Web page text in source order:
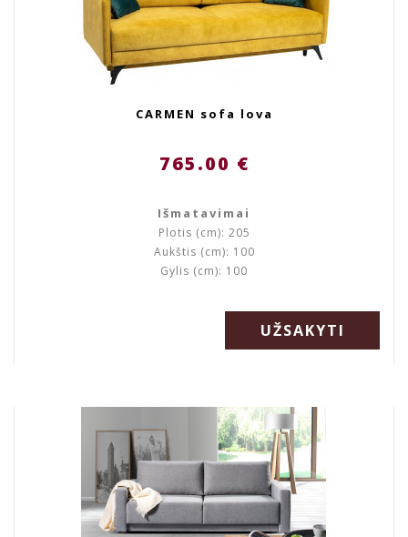
CARMEN sofa lova
765.00 €
Išmatavimai
Plotis (cm): 205
Aukštis (cm): 100
Gylis (cm): 100
UŽSAKYTI